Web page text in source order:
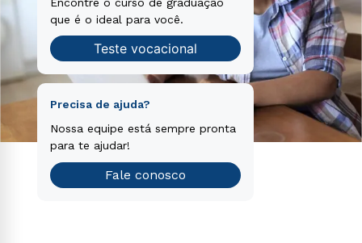
que é o ideal para você.
Teste vocacional
Precisa de ajuda?
Nossa equipe está sempre pronta
para te ajudar!
Fale conosco